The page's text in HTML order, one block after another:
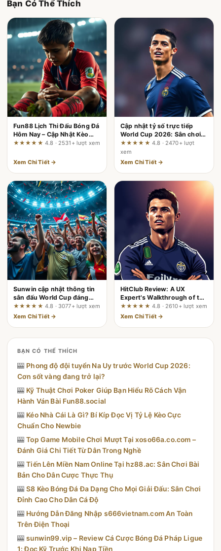
Bạn Có Thể Thích
Fun88 Lịch Thi Đấu Bóng Đá
Hôm Nay – Cập Nhật Kèo
Thơm Và Sảnh Cược Đỉnh
★★★★★ 4.8 · 2531+ lượt xem
Xem Chi Tiết →
Cập nhật tỷ số trực tiếp
World Cup 2026: Sân chơi
bóng đá đỉnh cao trong tầm
tay bạn
★★★★★ 4.8 · 2470+ lượt
xem
Xem Chi Tiết →
Sunwin cập nhật thông tin
sân đấu World Cup đáng
chú ý: Những điểm nhấn
không thể bỏ lỡ
★★★★★ 4.8 · 3077+ lượt xem
Xem Chi Tiết →
HitClub Review: A UX
Expert's Walkthrough of the
User Journey
★★★★★ 4.8 · 2610+ lượt xem
Xem Chi Tiết →
BẠN CÓ THỂ THÍCH
🎰 Phong độ đội tuyển Na Uy trước World Cup 2026:
Cơn sốt vàng đang trở lại?
🎰 Kỹ Thuật Chơi Poker Giúp Bạn Hiểu Rõ Cách Vận
Hành Ván Bài Fun88.social
🎰 Kéo Nhà Cái Là Gì? Bí Kíp Đọc Vị Tỷ Lệ Kèo Cực
Chuẩn Cho Newbie
🎰Top Game Mobile Chơi Mượt Tại xoso66a.co.com –
Đánh Giá Chi Tiết Từ Dân Trong Nghề
🎰Tiến Lên Miền Nam Online Tại hz88.ac: Sân Chơi Bài
Bản Cho Dân Cược Thực Thụ
🎰S8 Kèo Bóng Đá Đa Dạng Cho Mọi Giải Đấu: Sân Chơi
Đỉnh Cao Cho Dân Cá Độ
🎰 Hướng Dẫn Đăng Nhập s666vietnam.com An Toàn
Trên Điện Thoại
🎰sunwin99.vip – Review Cá Cược Bóng Đá Pháp Ligue
1: Đọc Kỹ Trước Khi Nạp Tiền